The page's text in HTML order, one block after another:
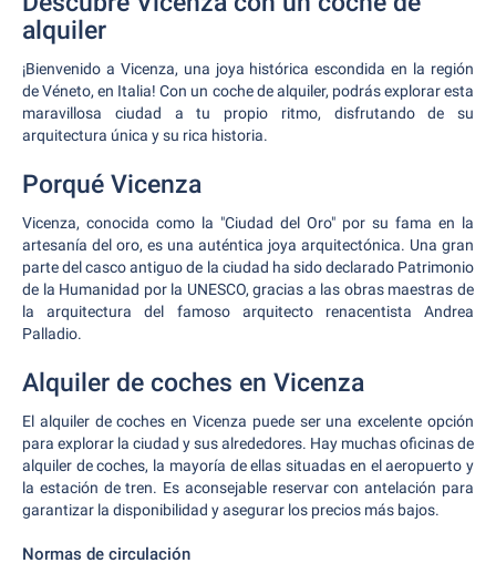
alquiler
¡Bienvenido a Vicenza, una joya histórica escondida en la región
de Véneto, en Italia! Con un coche de alquiler, podrás explorar esta
maravillosa ciudad a tu propio ritmo, disfrutando de su
arquitectura única y su rica historia.
Porqué Vicenza
Vicenza, conocida como la "Ciudad del Oro" por su fama en la
artesanía del oro, es una auténtica joya arquitectónica. Una gran
parte del casco antiguo de la ciudad ha sido declarado Patrimonio
de la Humanidad por la UNESCO, gracias a las obras maestras de
la arquitectura del famoso arquitecto renacentista Andrea
Palladio.
Alquiler de coches en Vicenza
El alquiler de coches en Vicenza puede ser una excelente opción
para explorar la ciudad y sus alrededores. Hay muchas oficinas de
alquiler de coches, la mayoría de ellas situadas en el aeropuerto y
la estación de tren. Es aconsejable reservar con antelación para
garantizar la disponibilidad y asegurar los precios más bajos.
Normas de circulación